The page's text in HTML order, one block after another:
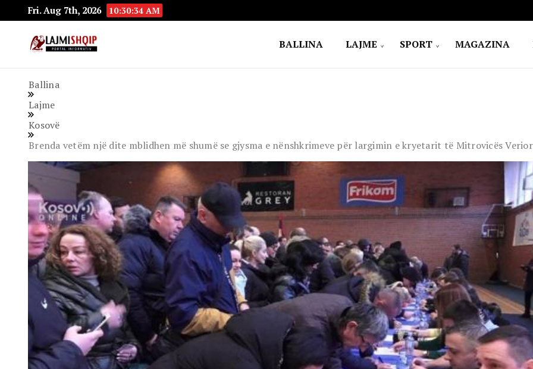
Fri. Aug 7th, 2026 10:30:35 AM
BALLINA LAJME SPORT MAGAZINA
Ballina
Lajme
Kosovë
Brenda vetëm një dite mblidhen më shumë se gjysma e nënshkrimeve për largimin e kryetarit të Mitrovicës